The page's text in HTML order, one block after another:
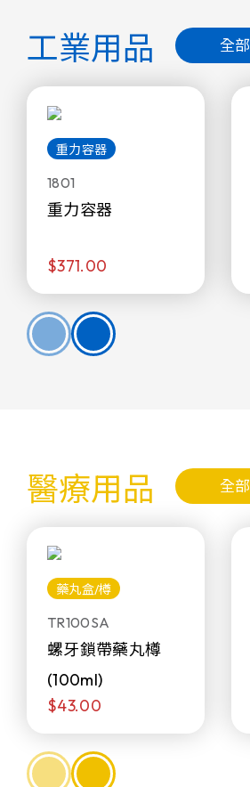
工業用品 全部
重力容器
1801
重力容器
$371.00
醫療用品 全部
藥丸盒/樽
TR100SA
螺牙鎖帶藥丸樽
(100ml)
$43.00